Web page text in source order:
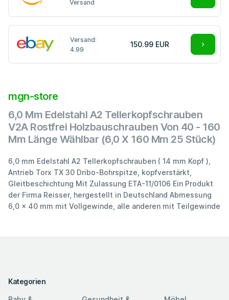
Versand
Versand:
4.99
150.99 EUR
mgn-store
6,0 Mm Edelstahl A2 Tellerkopfschrauben
V2A Rostfrei Holzbauschrauben Von 40 - 160
Mm Länge Wählbar (6,0 X 160 Mm 25 Stück)
6,0 mm Edelstahl A2 Tellerkopfschrauben ( 14 mm Kopf ),
Antrieb Torx TX 30 Dribo-Bohrspitze, kopfverstärkt,
Gleitbeschichtung Mit Zulassung ETA-11/0106 Ein Produkt
der Firma Reisser, hergestellt in Deutschland Abmessung
6,0 x 40 mm mit Vollgewinde, alle anderen mit Teilgewinde
Kategorien